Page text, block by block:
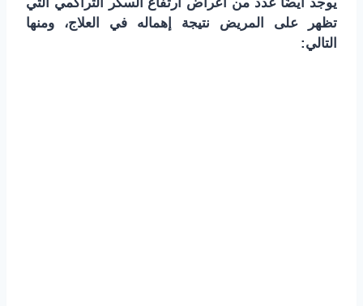
تظهر على المريض نتيجة إهماله في العلاج، ومنها
التالي: